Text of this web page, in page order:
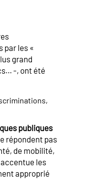
par les «
grand
-, ont été
publiques
répondent pas
de mobilité,
les
approprié